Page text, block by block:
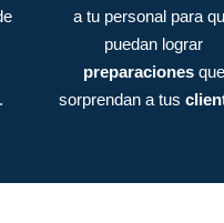
a tu personal para
puedan lograr
preparacionesque
sorprendan a tus